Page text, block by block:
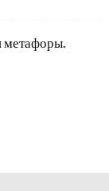
метафоры.